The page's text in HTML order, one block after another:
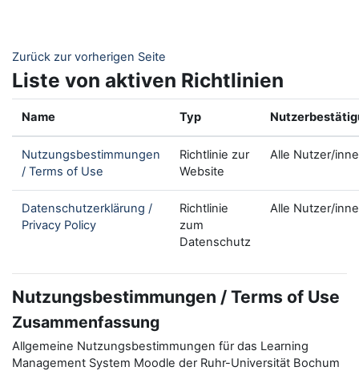
Zurück zur vorherigen Seite
Liste von aktiven Richtlinien
Name Typ
Nutzungsbestimmungen
/ Terms of Use
Richtlinie zur
Website
Alle Nutzer/
Datenschutzerklärung /
Privacy Policy
Richtlinie
zum
Datenschutz
Alle Nutzer/
Nutzungsbestimmungen / Terms of Use
Zusammenfassung
Allgemeine Nutzungsbestimmungen für das Learning
Management System Moodle der Ruhr-Universität Bochum